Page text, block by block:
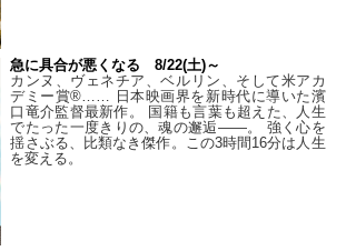
急に具合が悪くなる 8/22(土)～
カンヌ、ヴェネチア、ベルリン、そして米アカ
デミー賞®…… 日本映画界を新時代に導いた濱
口竜介監督最新作。 国籍も言葉も超えた、人生
でたった一度きりの、魂の邂逅――。 強く心を
揺さぶる、比類なき傑作。この3時間16分は人生
を変える。